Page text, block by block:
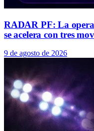
RADAR PF: La
se acelera con tres
9 de agosto de 2026